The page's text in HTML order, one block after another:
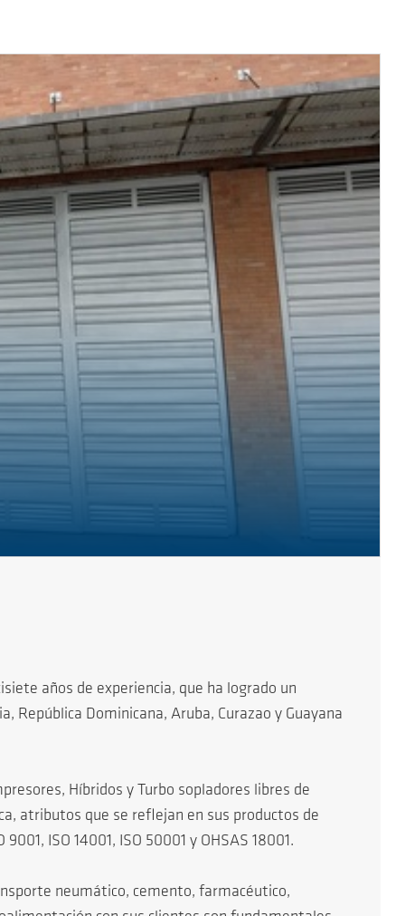
años de experiencia, que ha logrado un
República Dominicana, Aruba, Curazao y Guayana
Híbridos y Turbo sopladores libres de
atributos que se reflejan en sus productos de
ISO 14001, ISO 50001 y OHSAS 18001.
neumático, cemento, farmacéutico,